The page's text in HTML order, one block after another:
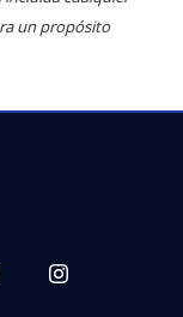
un propósito